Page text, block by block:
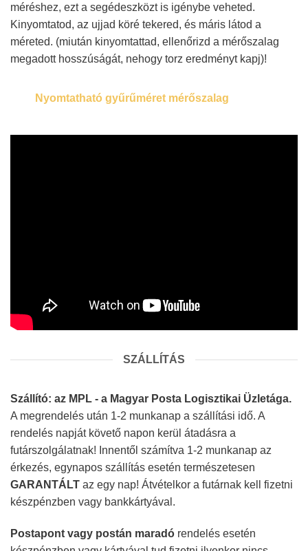
méréshez, ezt a segédeszközt is igénybe veheted.
Kinyomtatod, az ujjad köré tekered, és máris látod a
méreted. (miután kinyomtattad, ellenőrizd a mérőszalag
megadott hosszúságát, nehogy torz eredményt kapj)!
Nyomtatható gyűrűméret mérőszalag
SZÁLLÍTÁS
Szállító: az MPL - a Magyar Posta Logisztikai Üzletága.
A megrendelés után 1-2 munkanap a szállítási idő. A
rendelés napját követő napon kerül átadásra a
futárszolgálatnak! Innentől számítva 1-2 munkanap az
érkezés, egynapos szállítás esetén természetesen
GARANTÁLTaz egy nap! Átvételkor a futárnak kell fizetni
készpénzben vagy bankkártyával.
Postapont vagy postán maradórendelés esetén